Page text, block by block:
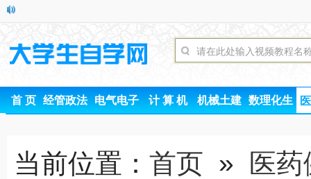
首 页 经管政法 电气电子 计 算 机 机械土建 数理化生
当前位置： 首页 » 医